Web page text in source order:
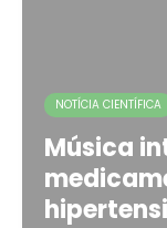
NOTÍCIA CIENTÍFICA
Música